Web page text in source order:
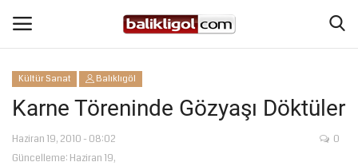
Giriş Yap
Anasayfa
Kültür Sanat Balıklıgöl
Karne Töreninde Gözyaşı Döktüler
Haziran 19, 2010 - 08:02
Güncelleme: Haziran 19,
0